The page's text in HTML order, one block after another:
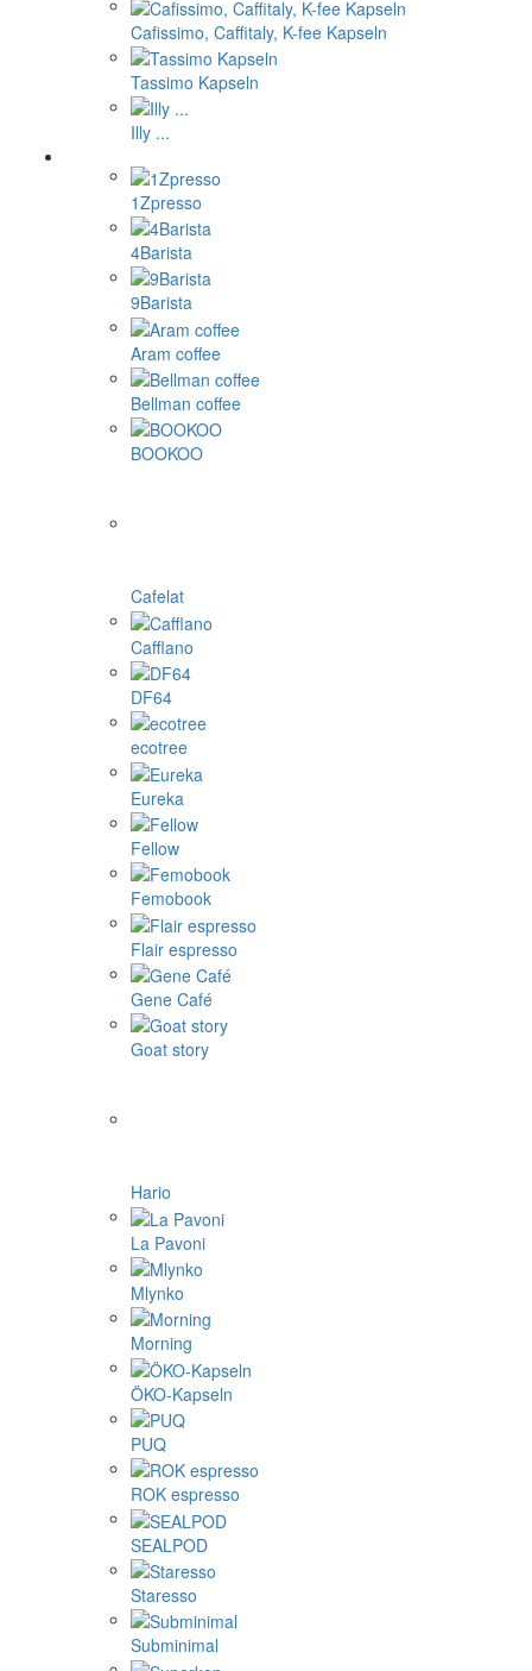
Cafissimo, Caffitaly, K-fee Kapseln
Tassimo Kapseln
Illy ...
1Zpresso
4Barista
9Barista
Aram coffee
Bellman coffee
BOOKOO
Cafelat
Cafflano
DF64
ecotree
Eureka
Fellow
Femobook
Flair espresso
Gene Café
Goat story
Hario
La Pavoni
Mlynko
Morning
ÖKO-Kapseln
PUQ
ROK espresso
SEALPOD
Staresso
Subminimal